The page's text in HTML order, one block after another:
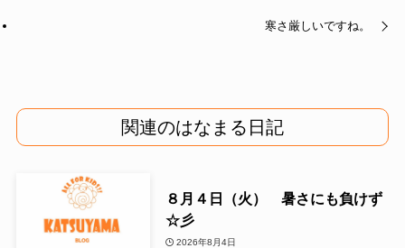
寒さ厳しいですね。
関連のはなまる日記
８月４日（火） 暑さにも負けず
☆彡
2026年8月4日